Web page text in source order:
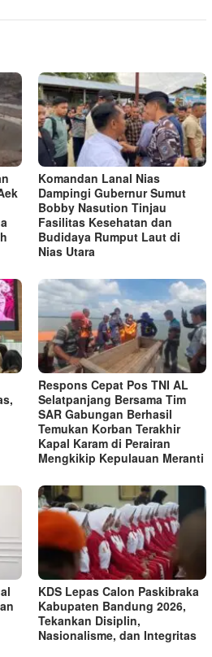
Komandan Lanal Nias
Dampingi Gubernur Sumut
Bobby Nasution Tinjau
Fasilitas Kesehatan dan
Budidaya Rumput Laut di
Nias Utara
Respons Cepat Pos TNI AL
Selatpanjang Bersama Tim
SAR Gabungan Berhasil
Temukan Korban Terakhir
Kapal Karam di Perairan
Mengkikip Kepulauan Meranti
KDS Lepas Calon Paskibraka
Kabupaten Bandung 2026,
Tekankan Disiplin,
Nasionalisme, dan Integritas